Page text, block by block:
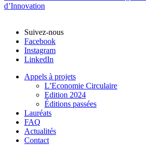
Suivez-nous
Facebook
Instagram
LinkedIn
Appels à projets
L’Economie Circulaire
Edition 2024
Éditions passées
Lauréats
FAQ
Actualités
Contact